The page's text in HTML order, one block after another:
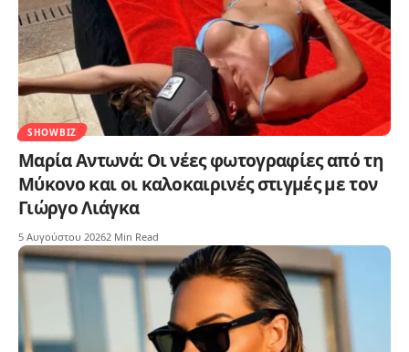
SHOWBIZ
Μαρία Αντωνά: Οι νέες φωτογραφίες από τη
Μύκονο και οι καλοκαιρινές στιγμές με τον
Γιώργο Λιάγκα
5 Αυγούστου 20262 Min Read